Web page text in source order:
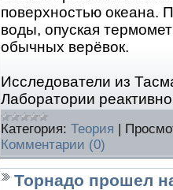
поверхностью океана.
воды, опуская
обычных верёвок.
Исследователи из
Лаборатории
Категория: Теория |
Комментарии (0)
Торнадо прошел